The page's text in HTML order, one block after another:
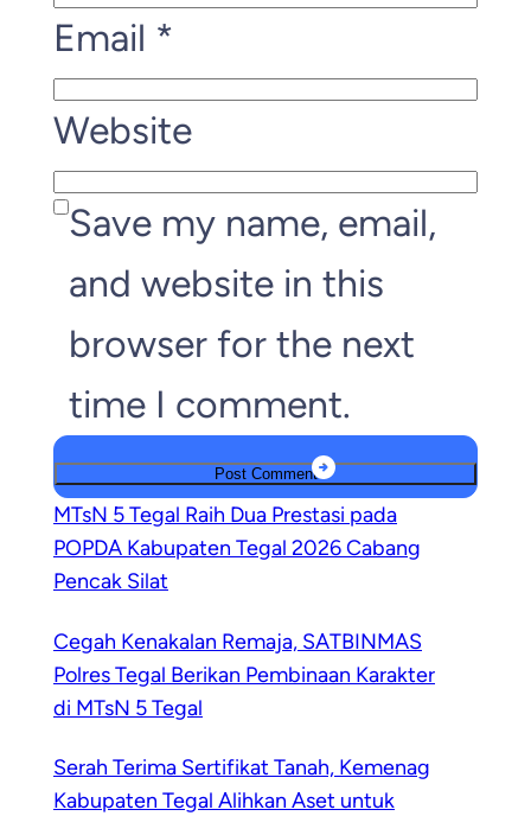
Email *
Website
Save my name, email,
and website in this
browser for the next
time I comment.
MTsN 5 Tegal Raih Dua Prestasi pada
POPDA Kabupaten Tegal 2026 Cabang
Pencak Silat
Cegah Kenakalan Remaja, SATBINMAS
Polres Tegal Berikan Pembinaan Karakter
di MTsN 5 Tegal
Serah Terima Sertifikat Tanah, Kemenag
Kabupaten Tegal Alihkan Aset untuk